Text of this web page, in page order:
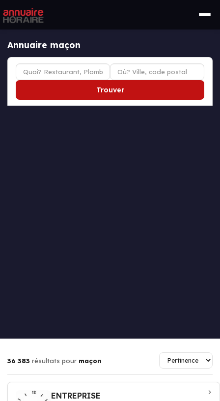
Annuaire maçon
Trouver
36 383 résultats pour maçon
ENTREPRISE